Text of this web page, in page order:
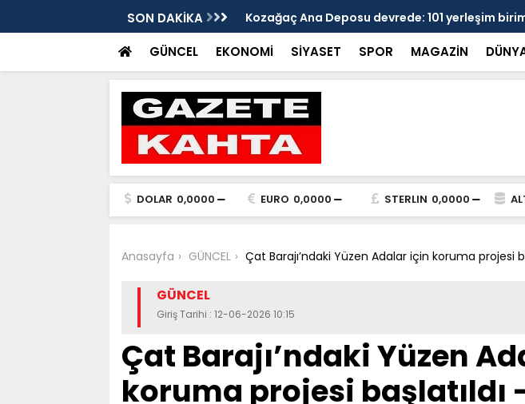
SON DAKİKA
Özbey'in acısı: 'Bu olay hepimize
Kozağaç Ana Deposu devrede: 101 yerleşim
projesinde önemli eşik aşıldı
GÜNCEL EKONOMİ SİYASET SPOR MAGAZİN
DOLAR 0,0000 EURO 0,0000 STERLIN 0,0000
Anasayfa GÜNCEL Çat Barajı’ndaki Yüzen Adalar için koruma projesi
GÜNCEL
Giriş Tarihi : 12-06-2026 10:15
Çat Barajı’ndaki Yüzen
koruma projesi başlatıldı